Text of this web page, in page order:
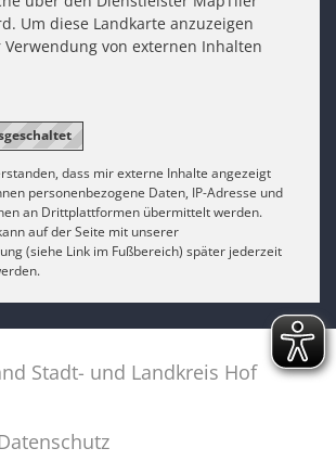
Um diese Landkarte anzuzeigen
Verwendung von externen Inhalten
dass mir externe Inhalte angezeigt
personenbezogene Daten, IP-Adresse und
an Drittplattformen übermittelt werden.
auf der Seite mit unserer
(siehe Link im Fußbereich) später jederzeit
Stadt- und Landkreis Hof